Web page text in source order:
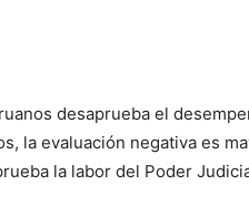
desaprueba el
la evaluación negativa es
la labor del Poder